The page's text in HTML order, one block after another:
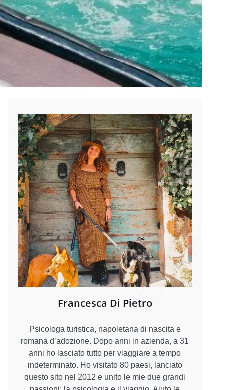
Francesca Di Pietro
Psicologa turistica, napoletana di nascita e
romana d’adozione. Dopo anni in azienda, a 31
anni ho lasciato tutto per viaggiare a tempo
indeterminato. Ho visitato 80 paesi, lanciato
questo sito nel 2012 e unito le mie due grandi